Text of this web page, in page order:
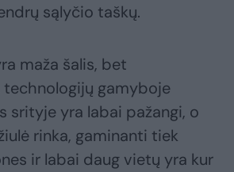
sąlyčio taškų.
maža šalis, bet
gamyboje
srityje yra labai pažangi, o
rinka, gaminanti tiek
ir labai daug vietų yra kur